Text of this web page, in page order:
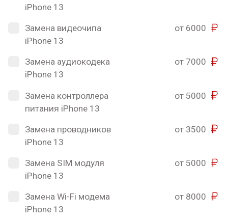
iPhone 13
Замена видеочипа
iPhone 13
от 6000
Замена аудиокодека
iPhone 13
от 7000
Замена контроллера
питания iPhone 13
от 5000
Замена проводников
iPhone 13
от 3500
Замена SIM модуля
iPhone 13
от 5000
Замена Wi-Fi модема
iPhone 13
от 8000